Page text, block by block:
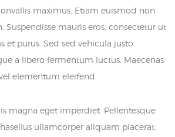
maximus. Etiam euismod non
Suspendisse mauris eros, consectetur ut
purus. Sed sed vehicula justo.
a libero fermentum luctus. Maecenas
elementum eleifend.
magna eget imperdiet. Pellentesque
ullamcorper aliquam placerat.